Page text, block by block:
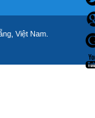
Việt Nam.